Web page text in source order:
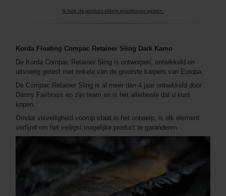
Ik heb dit product elders goedkoper gezien.
Korda Floating Compac Retainer Sling Dark Kamo
De Korda Compac Retainer Sling is ontworpen, ontwikkeld en
uitvoerig getest met enkele van de grootste karpers van Europa.
De Compac Retainer Sling is al meer dan 4 jaar ontwikkeld door
Danny Fairbrass en zijn team en is het allerbeste dat u kunt
kopen.
Omdat visveiligheid voorop staat in het ontwerp, is elk element
verfijnd om het veiligst mogelijke product te garanderen.